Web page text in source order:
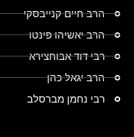
הרב חיים קנייבסקי
הרב יאשיהו פינטו
רבי דוד אבוחצירא
הרב יגאל כהן
רבי נחמן מברסלב